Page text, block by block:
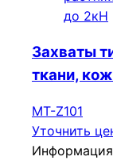
Захваты
ткани,
МТ-Z101
Уточнить
Информация